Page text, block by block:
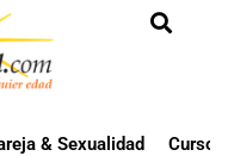
& Sexualidad Cursos